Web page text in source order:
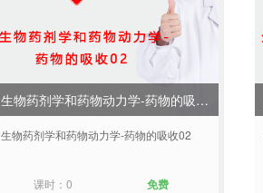
生物药剂学和药物动力学-药物的吸收02
生物药剂学和药物动力学-药物的吸收02
课时：0 免费